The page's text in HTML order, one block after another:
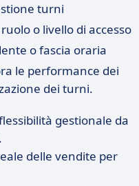
turni
o livello di accesso
o fascia oraria
le performance dei
dei turni.
gestionale da
delle vendite per